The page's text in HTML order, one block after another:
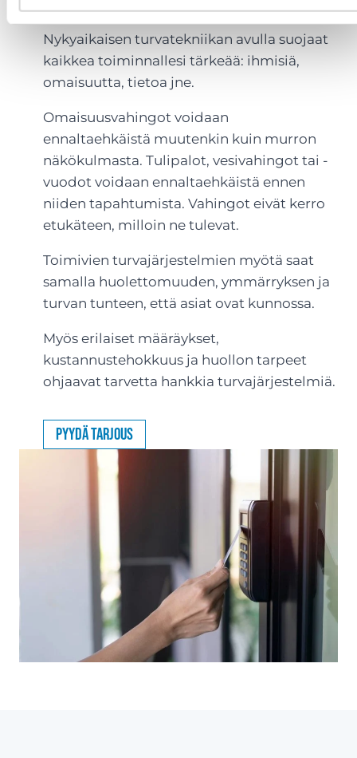
Nykyaikaisen turvatekniikan avulla suojaat
kaikkea toiminnallesi tärkeää: ihmisiä,
omaisuutta, tietoa jne.
Omaisuusvahingot voidaan
ennaltaehkäistä muutenkin kuin murron
näkökulmasta. Tulipalot, vesivahingot tai -
vuodot voidaan ennaltaehkäistä ennen
niiden tapahtumista. Vahingot eivät kerro
etukäteen, milloin ne tulevat.
Toimivien turvajärjestelmien myötä saat
samalla huolettomuuden, ymmärryksen ja
turvan tunteen, että asiat ovat kunnossa.
Myös erilaiset määräykset,
kustannustehokkuus ja huollon tarpeet
ohjaavat tarvetta hankkia turvajärjestelmiä.
Pyydä tarjous